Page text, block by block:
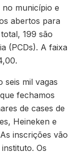
no município e
abertos para
199 são
(PCDs). A faixa
seis mil vagas
fechamos
de cases de
Heineken e
inscrições vão
Os